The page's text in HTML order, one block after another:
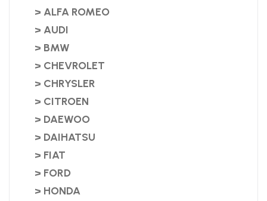
> ALFA ROMEO
> AUDI
> BMW
> CHEVROLET
> CHRYSLER
> CITROEN
> DAEWOO
> DAIHATSU
> FIAT
> FORD
> HONDA